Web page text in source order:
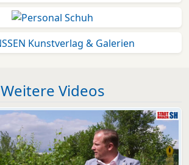
Weitere Videos